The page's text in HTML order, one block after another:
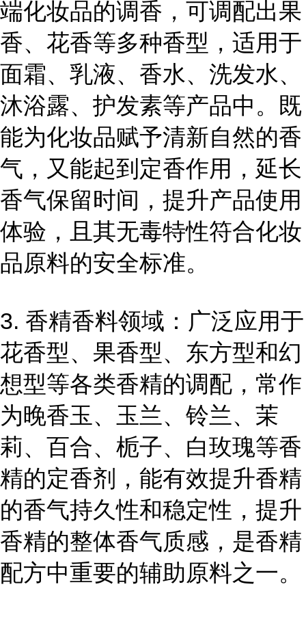
端化妆品的调香，可调配出果
香、花香等多种香型，适用于
面霜、乳液、香水、洗发水、
沐浴露、护发素等产品中。既
能为化妆品赋予清新自然的香
气，又能起到定香作用，延长
香气保留时间，提升产品使用
体验，且其无毒特性符合化妆
品原料的安全标准。
3. 香精香料领域：广泛应用于
花香型、果香型、东方型和幻
想型等各类香精的调配，常作
为晚香玉、玉兰、铃兰、茉
莉、百合、栀子、白玫瑰等香
精的定香剂，能有效提升香精
的香气持久性和稳定性，提升
香精的整体香气质感，是香精
配方中重要的辅助原料之一。